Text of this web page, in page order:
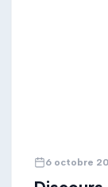
6 octobre